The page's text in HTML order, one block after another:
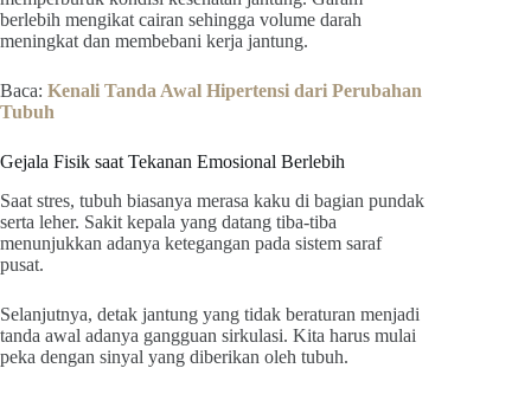
berlebih mengikat cairan sehingga volume darah
meningkat dan membebani kerja jantung.
Baca: Kenali Tanda Awal Hipertensi dari Perubahan
Tubuh
Gejala Fisik saat Tekanan Emosional Berlebih
Saat stres, tubuh biasanya merasa kaku di bagian pundak
serta leher. Sakit kepala yang datang tiba-tiba
menunjukkan adanya ketegangan pada sistem saraf
pusat.
Selanjutnya, detak jantung yang tidak beraturan menjadi
tanda awal adanya gangguan sirkulasi. Kita harus mulai
peka dengan sinyal yang diberikan oleh tubuh.